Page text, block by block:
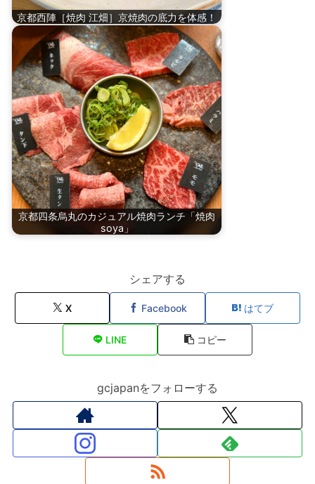
京都西陣［焼肉 江畑］京焼肉の底力を体感！
京都四条烏丸のカジュアル焼肉ランチ「焼肉
soya」
シェアする
X Facebook はてブ
LINE コピー
gcjapanをフォローする